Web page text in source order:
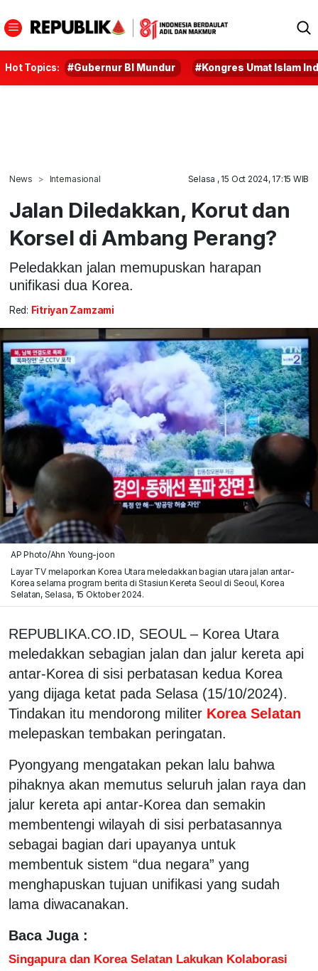
Hot Topics: #Gubernur BI Mundur #Kongres Umat Islam
News Internasional Selasa , 15 Oct 2024, 17:15 WIB
Jalan Diledakkan, Korut dan
Korsel di Ambang Perang?
Peledakkan jalan memupuskan harapan
unifikasi dua Korea.
Red: Fitriyan Zamzami
AP Photo/Ahn Young-joon
Layar TV melaporkan Korea Utara meledakkan bagian utara jalan antar-
Korea selama program berita di Stasiun Kereta Seoul di Seoul, Korea
Selatan, Selasa, 15 Oktober 2024.
REPUBLIKA.CO.ID, SEOUL – Korea Utara
meledakkan sebagian jalan dan jalur kereta api
antar-Korea di sisi perbatasan kedua Korea
yang dijaga ketat pada Selasa (15/10/2024).
Tindakan itu mendorong militer Korea Selatan
melepaskan tembakan peringatan.
Pyongyang mengatakan pekan lalu bahwa
pihaknya akan memutus seluruh jalan raya dan
jalur kereta api antar-Korea dan semakin
membentengi wilayah di sisi perbatasannya
sebagai bagian dari upayanya untuk
membentuk sistem “dua negara” yang
menghapuskan tujuan unifikasi yang sudah
lama diwacanakan.
Baca Juga :
Singapura dan Korea Selatan Lakukan Kolaborasi